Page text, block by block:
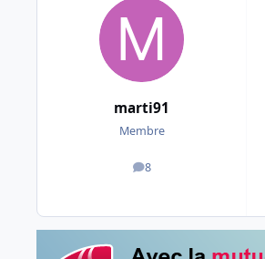
marti91
Membre
8
messages